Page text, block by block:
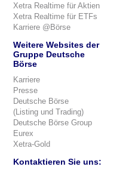
Xetra Realtime für Aktien
Xetra Realtime für ETFs
Karriere @Börse
Weitere Websites der
Gruppe Deutsche
Börse
Karriere
Presse
Deutsche Börse
(Listing und Trading)
Deutsche Börse Group
Eurex
Xetra-Gold
Kontaktieren Sie uns: